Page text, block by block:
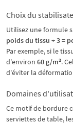
Choix du
Utilisez une formule
poids du tissu ÷ 3 =
Par exemple, si le
d'environ 60 g/m².
d'éviter la
Domaines
Ce motif de bordure
serviettes de table,